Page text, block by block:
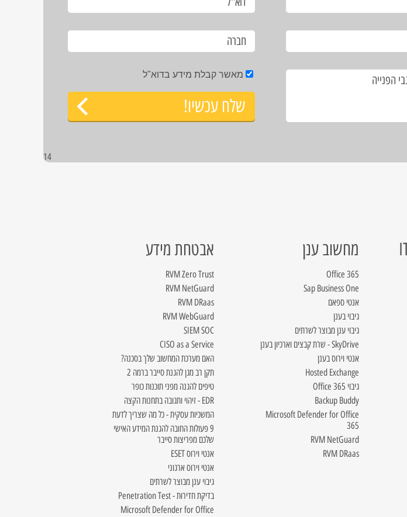
מאשר קבלת מידע בדוא"ל
שלח עכשיו!
14
מחשוב ענן
Office 365
Sap Business One
אנטי ספאם
גיבוי בענן
גיבוי ענן מבוצר לשרתים
SkyDrive - שרת קבצים וארכיון בענן
אנטי וירוס בענן
Hosted Exchange
גיבוי Office 365
Backup Buddy
Microsoft Defender for Office
365
RVM NetGuard
RVM DRaas
אבטחת מידע
RVM Zero Trust
RVM NetGuard
RVM DRaas
RVM WebGuard
SIEM SOC
CISO as a Service
האם מערכת המחשוב שלך בסכנה?
תקן רב מגן להגנת סייבר ברמה 2
טיפים להגנה מפני תוכנות כופר
EDR - זיהוי ותגובה בתחנות הקצה
המשכיות עסקית - כל מה שצריך לדעת
9 פעולות החובה להגנת המידע האישי
שלכם מפריצות סייבר
אנטי וירוס ESET
אנטי וירוס ארגוני
גיבוי ענן מבוצר לשרתים
בדיקת חדירוּת - Penetration Test
Microsoft Defender for Office